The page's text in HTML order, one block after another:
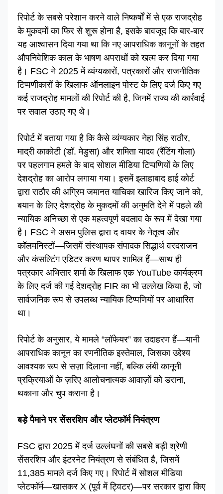
रिपोर्ट के सबसे परेशान करने वाले निष्कर्षों में से एक राजद्रोह
के मुकदमों का फिर से शुरू होना है, इसके बावजूद कि बार-बार
यह आश्वासन दिया गया था कि नए आपराधिक कानूनों के तहत
औपनिवेशिक काल के भाषण अपराधों को खत्म कर दिया गया
है। FSC ने 2025 में व्यंग्यकारों, पत्रकारों और राजनीतिक
टिप्पणीकारों के खिलाफ ऑनलाइन पोस्ट के लिए दर्ज किए गए
कई राजद्रोह मामलों की रिपोर्ट की है, जिनमें राज्य की कार्रवाई
पर सवाल उठाए गए थे।
रिपोर्ट में बताया गया है कि कैसे व्यंग्यकार नेहा सिंह राठौर,
माद्री काकोटी (डॉ. मेडुसा) और शमिता यादव (रैंटिंग गोला)
पर पहलगाम हमले के बाद सोशल मीडिया टिप्पणियों के लिए
देशद्रोह का आरोप लगाया गया। इसमें इलाहाबाद हाई कोर्ट
द्वारा राठौर की अग्रिम जमानत याचिका खारिज किए जाने को,
बयान के लिए देशद्रोह के मुकदमों की अनुमति देने में पहले की
न्यायिक अनिच्छा से एक महत्वपूर्ण बदलाव के रूप में देखा गया
है। FSC ने असम पुलिस द्वारा द वायर के नेतृत्व और
कॉलमनिस्टों—जिसमें संस्थापक संपादक सिद्धार्थ वरदराजन
और कंसल्टिंग एडिटर करण थापर शामिल हैं—साथ ही
पत्रकार अभिसार शर्मा के खिलाफ एक YouTube कार्यक्रम
के लिए दर्ज की गई देशद्रोह FIR का भी उल्लेख किया है, जो
सार्वजनिक रूप से उपलब्ध न्यायिक टिप्पणियों पर आधारित
था।
रिपोर्ट के अनुसार, ये मामले “लॉफेयर” का उदाहरण हैं—यानी
आपराधिक कानून का रणनीतिक इस्तेमाल, जिसका उद्देश्य
आवश्यक रूप से सज़ा दिलाना नहीं, बल्कि लंबी कानूनी
प्रक्रियाओं के ज़रिए आलोचनात्मक आवाज़ों को डराना,
थकाना और चुप कराना है।
बड़े पैमाने पर सेंसरशिप और प्लेटफॉर्म नियंत्रण
FSC द्वारा 2025 में दर्ज उल्लंघनों की सबसे बड़ी श्रेणी
सेंसरशिप और इंटरनेट नियंत्रण से संबंधित है, जिसमें
11,385 मामले दर्ज किए गए। रिपोर्ट में सोशल मीडिया
प्लेटफॉर्म—खासकर X (पूर्व में ट्विटर)—पर सरकार द्वारा किए